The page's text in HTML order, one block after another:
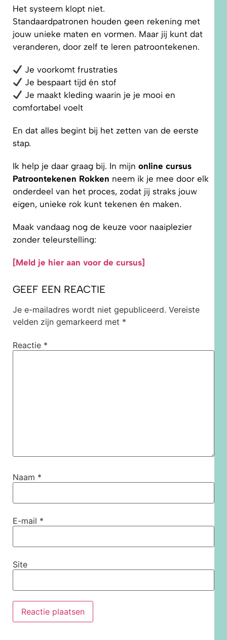
Het systeem klopt niet.
Standaardpatronen houden geen rekening met
jouw unieke maten en vormen. Maar jij kunt dat
veranderen, door zelf te leren patroontekenen.
Je voorkomt frustraties
Je bespaart tijd én stof
Je maakt kleding waarin je je mooi en
comfortabel voelt
En dat alles begint bij het zetten van de eerste
stap.
Ik help je daar graag bij. In mijn online cursus
Patroontekenen Rokken neem ik je mee door elk
onderdeel van het proces, zodat jij straks jouw
eigen, unieke rok kunt tekenen én maken.
Maak vandaag nog de keuze voor naaiplezier
zonder teleurstelling:
[Meld je hier aan voor de cursus]
GEEF EEN REACTIE
Je e-mailadres wordt niet gepubliceerd. Vereiste
velden zijn gemarkeerd met *
Reactie *
Naam *
E-mail *
Site